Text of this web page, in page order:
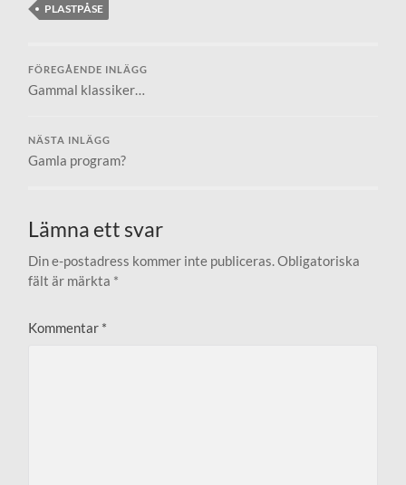
PLASTPÅSE
FÖREGÅENDE INLÄGG
Gammal klassiker…
NÄSTA INLÄGG
Gamla program?
Lämna ett svar
Din e-postadress kommer inte publiceras. Obligatoriska
fält är märkta *
Kommentar *